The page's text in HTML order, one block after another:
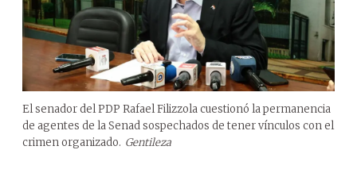
El senador del PDP Rafael Filizzola cuestionó la permanencia
de agentes de la Senad sospechados de tener vínculos con el
crimen organizado. Gentileza